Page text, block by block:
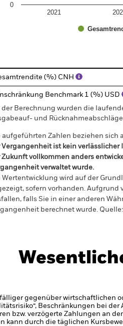
2021
0
(%) CNH
Benchmark 1 (%) USD
der Berechnung wurden die
und
aufgeführten Zahlen beziehen sich
Vergangenheit ist kein
Zukunft vollkommen anders
verwaltet wurde.
Wertentwicklung wird auf der
sofern vorhanden. Aufgrund
falls Sie in einer anderen
berechnet wurde. Quelle:
gegenüber wirtschaftlichen
Beschränkungen bei
bzw. verzögerte Zahlungen an
kann durch die täglichen